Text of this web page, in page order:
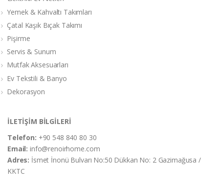
Yemek & Kahvaltı Takımları
Çatal Kaşık Bıçak Takımı
Pişirme
Servis & Sunum
Mutfak Aksesuarları
Ev Tekstili & Banyo
Dekorasyon
İLETİŞİM BİLGİLERİ
Telefon: +90 548 840 80 30
Email:info@renoirhome.com
Adres: İsmet İnonü Bulvarı No:50 Dükkan No: 2 Gazimağusa /
KKTC